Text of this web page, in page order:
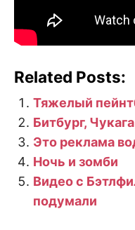
Related Posts:
Тяжелый
Битбург,
Это реклама
Ночь и зомби
Видео с
подумали